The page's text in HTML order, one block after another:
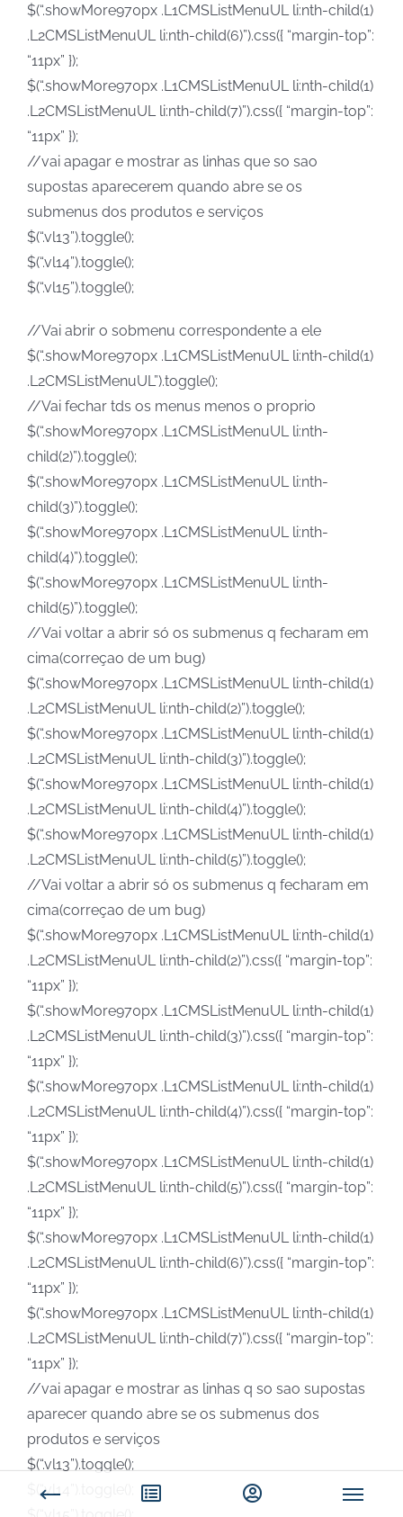
$(“.showMore970px .L1CMSListMenuUL li:nth-child(1)
.L2CMSListMenuUL li:nth-child(6)”).css({ “margin-top”:
“11px” });
$(“.showMore970px .L1CMSListMenuUL li:nth-child(1)
.L2CMSListMenuUL li:nth-child(7)”).css({ “margin-top”:
“11px” });
//vai apagar e mostrar as linhas que so sao
supostas aparecerem quando abre se os
submenus dos produtos e serviços
$(“.vl13”).toggle();
$(“.vl14”).toggle();
$(“.vl15”).toggle();
//Vai abrir o sobmenu correspondente a ele
$(“.showMore970px .L1CMSListMenuUL li:nth-child(1)
.L2CMSListMenuUL”).toggle();
//Vai fechar tds os menus menos o proprio
$(“.showMore970px .L1CMSListMenuUL li:nth-
child(2)”).toggle();
$(“.showMore970px .L1CMSListMenuUL li:nth-
child(3)”).toggle();
$(“.showMore970px .L1CMSListMenuUL li:nth-
child(4)”).toggle();
$(“.showMore970px .L1CMSListMenuUL li:nth-
child(5)”).toggle();
//Vai voltar a abrir só os submenus q fecharam em
cima(correçao de um bug)
$(“.showMore970px .L1CMSListMenuUL li:nth-child(1)
.L2CMSListMenuUL li:nth-child(2)”).toggle();
$(“.showMore970px .L1CMSListMenuUL li:nth-child(1)
.L2CMSListMenuUL li:nth-child(3)”).toggle();
$(“.showMore970px .L1CMSListMenuUL li:nth-child(1)
.L2CMSListMenuUL li:nth-child(4)”).toggle();
$(“.showMore970px .L1CMSListMenuUL li:nth-child(1)
.L2CMSListMenuUL li:nth-child(5)”).toggle();
//Vai voltar a abrir só os submenus q fecharam em
cima(correçao de um bug)
$(“.showMore970px .L1CMSListMenuUL li:nth-child(1)
.L2CMSListMenuUL li:nth-child(2)”).css({ “margin-top”:
“11px” });
$(“.showMore970px .L1CMSListMenuUL li:nth-child(1)
.L2CMSListMenuUL li:nth-child(3)”).css({ “margin-top”:
“11px” });
$(“.showMore970px .L1CMSListMenuUL li:nth-child(1)
.L2CMSListMenuUL li:nth-child(4)”).css({ “margin-top”:
“11px” });
$(“.showMore970px .L1CMSListMenuUL li:nth-child(1)
.L2CMSListMenuUL li:nth-child(5)”).css({ “margin-top”:
“11px” });
$(“.showMore970px .L1CMSListMenuUL li:nth-child(1)
.L2CMSListMenuUL li:nth-child(6)”).css({ “margin-top”:
“11px” });
$(“.showMore970px .L1CMSListMenuUL li:nth-child(1)
.L2CMSListMenuUL li:nth-child(7)”).css({ “margin-top”:
“11px” });
//vai apagar e mostrar as linhas q so sao supostas
aparecer quando abre se os submenus dos
produtos e serviços
$(“.vl13”).toggle();
$(“.vl14”).toggle();